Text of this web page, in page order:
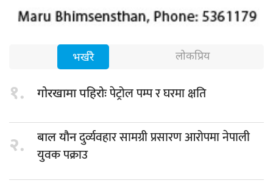
भर्खरै लोकप्रिय
१. गोरखामा पहिरोःपेट्रोल पम्प र घरमा क्षति
२. बाल यौनदुर्व्यवहार सामग्री प्रसारण आरोपमा नेपाली
युवक पक्राउ